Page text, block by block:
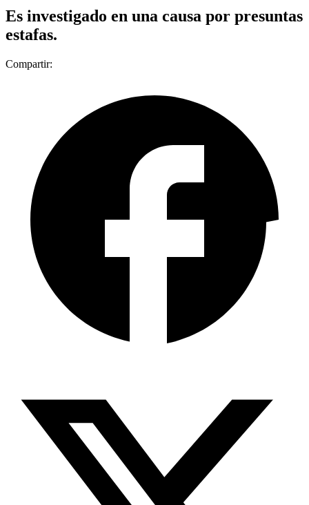
Es investigado en una causa por presuntas
estafas.
Compartir: